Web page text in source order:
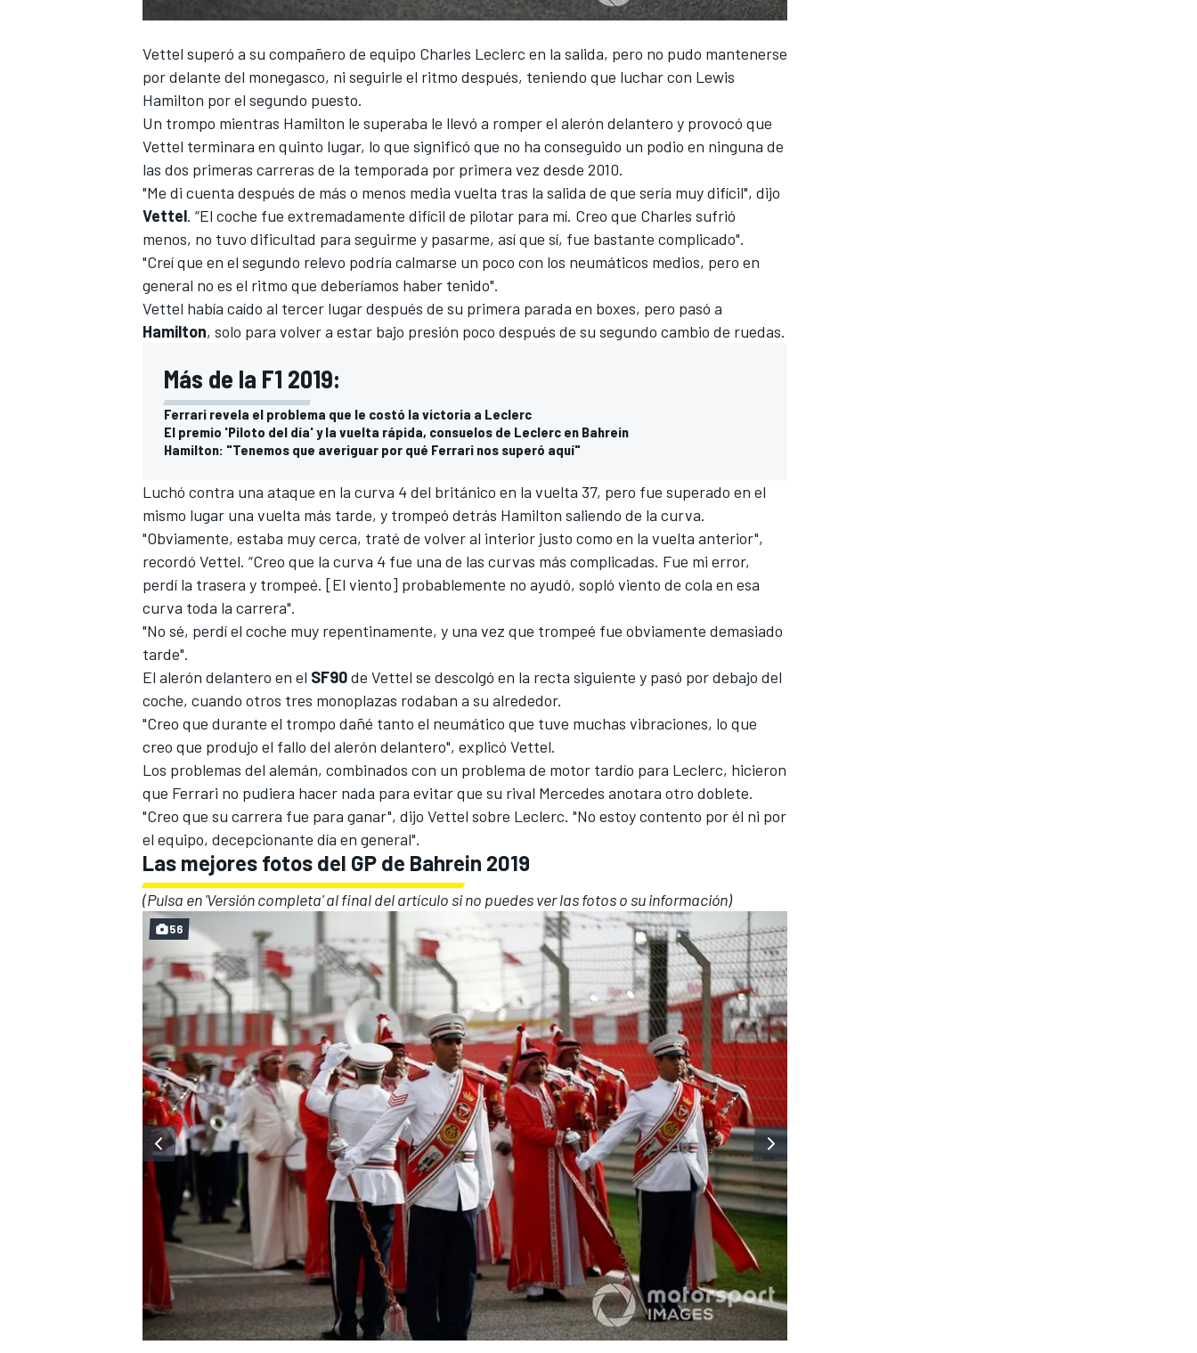
MÁS CATEGORÍAS
Vettel superó a su compañero de equipo Charles Leclerc en la salida, pero no pudo mantenerse
por delante del monegasco, ni seguirle el ritmo después, teniendo que luchar con Lewis
Hamilton por el segundo puesto.
Un trompo mientras Hamilton le superaba le llevó a romper el alerón delantero y provocó que
Vettel terminara en quinto lugar, lo que significó que no ha conseguido un podio en ninguna de
las dos primeras carreras de la temporada por primera vez desde 2010.
"Me di cuenta después de más o menos media vuelta tras la salida de que sería muy difícil", dijo
Vettel. “El coche fue extremadamente difícil de pilotar para mí. Creo que Charles sufrió
menos, no tuvo dificultad para seguirme y pasarme, así que sí, fue bastante complicado".
"Creí que en el segundo relevo podría calmarse un poco con los neumáticos medios, pero en
general no es el ritmo que deberíamos haber tenido".
Vettel había caído al tercer lugar después de su primera parada en boxes, pero pasó a
Hamilton, solo para volver a estar bajo presión poco después de su segundo cambio de ruedas.
Más de la F1 2019:
Ferrari revela el problema que le costó la victoria a Leclerc
El premio 'Piloto del día' y la vuelta rápida, consuelos de Leclerc en Bahrein
Hamilton: "Tenemos que averiguar por qué Ferrari nos superó aquí"
Luchó contra una ataque en la curva 4 del británico en la vuelta 37, pero fue superado en el
mismo lugar una vuelta más tarde, y trompeó detrás Hamilton saliendo de la curva.
"Obviamente, estaba muy cerca, traté de volver al interior justo como en la vuelta anterior",
recordó Vettel. “Creo que la curva 4 fue una de las curvas más complicadas. Fue mi error,
perdí la trasera y trompeé. [El viento] probablemente no ayudó, sopló viento de cola en esa
curva toda la carrera".
"No sé, perdí el coche muy repentinamente, y una vez que trompeé fue obviamente demasiado
tarde".
El alerón delantero en el SF90de Vettel se descolgó en la recta siguiente y pasó por debajo del
coche, cuando otros tres monoplazas rodaban a su alrededor.
"Creo que durante el trompo dañé tanto el neumático que tuve muchas vibraciones, lo que
creo que produjo el fallo del alerón delantero", explicó Vettel.
Los problemas del alemán, combinados con un problema de motor tardío para Leclerc, hicieron
que Ferrari no pudiera hacer nada para evitar que su rival Mercedes anotara otro doblete.
"Creo que su carrera fue para ganar", dijo Vettel sobre Leclerc. "No estoy contento por él ni por
el equipo, decepcionante día en general".
Las mejores fotos del GP de Bahrein 2019
(Pulsa en 'Versión completa' al final del artículo si no puedes ver las fotos o su información)
56